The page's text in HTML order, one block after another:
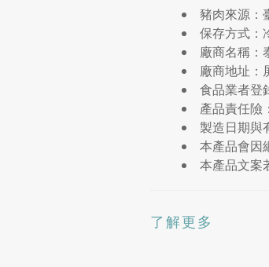
豬肉來源：
保存方式：
廠商名稱：
廠商地址：
食品業者登
產品責任險
製造日期與
本產品會因
本產品文案
了解更多